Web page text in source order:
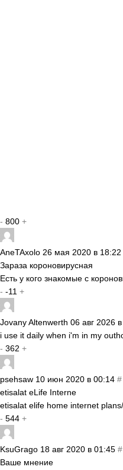
- 800 +
AneTAxolo 26 мая 2020 в 18:22
Зараза короновирусная
Есть у кого знакомые с
- -11 +
Jovany Altenwerth 06 авг 2026
i use it daily when i'm in my
- 362 +
psehsaw 10 июн 2020 в 00:14 #
etisalat eLife Interne
etisalat elife home internet
- 544 +
KsuGrago 18 авг 2020 в 01:45 #
Ваше мнение